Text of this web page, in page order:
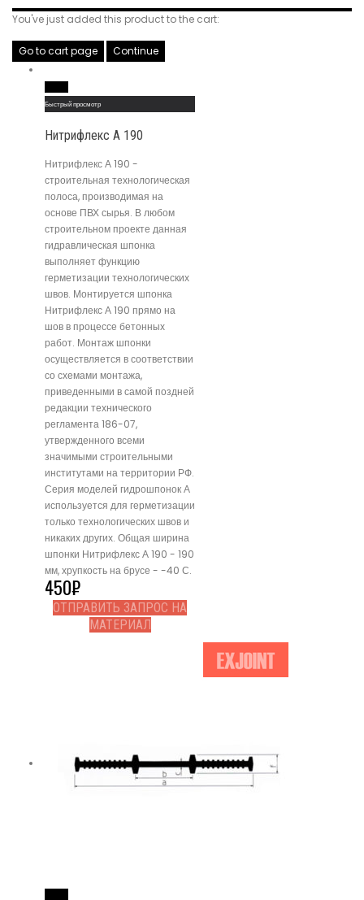
You've just added this product to the cart:
Go to cart page Continue
Быстрый просмотр
Нитрифлекс А 190
Нитрифлекс А 190 -
строительная технологическая
полоса, производимая на
основе ПВХ сырья. В любом
строительном проекте данная
гидравлическая шпонка
выполняет функцию
герметизации технологических
швов. Монтируется шпонка
Нитрифлекс А 190 прямо на
шов в процессе бетонных
работ. Монтаж шпонки
осуществляется в соответствии
со схемами монтажа,
приведенными в самой поздней
редакции технического
регламента 186-07,
утвержденного всеми
значимыми строительными
институтами на территории РФ.
Серия моделей гидрошпонок А
используется для герметизации
только технологических швов и
никаких других. Общая ширина
шпонки Нитрифлекс А 190 - 190
мм, хрупкость на брусе - -40 С.
450₽
ОТПРАВИТЬ ЗАПРОС НА
МАТЕРИАЛ